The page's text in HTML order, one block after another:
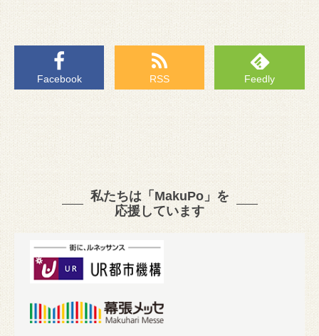
Facebook RSS Feedly
私たちは「MakuPo」を
応援しています